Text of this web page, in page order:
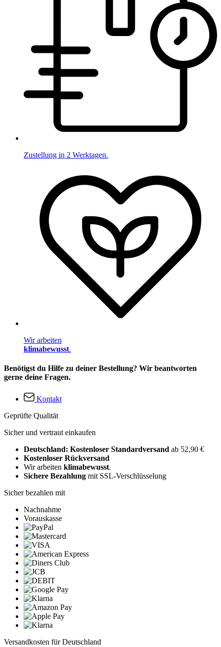
Zustellung in 2 Werktagen.
Wir arbeiten
klimabewusst.
Benötigst du Hilfe zu deiner Bestellung? Wir beantworten
gerne deine Fragen.
Kontakt
Geprüfte Qualität
Sicher und vertraut einkaufen
Deutschland: Kostenloser Standardversand ab 52,90 €
Kostenloser Rückversand
Wir arbeiten klimabewusst.
Sichere Bezahlung mit SSL-Verschlüsselung
Sicher bezahlen mit
Nachnahme
Vorauskasse
Versandkosten für Deutschland